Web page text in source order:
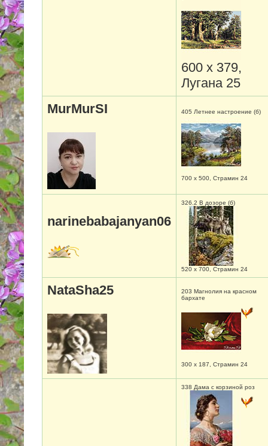
600 х 379,
Лугана 25
MurMurSI
405 Летнее настроение (б)
700 х 500, Страмин 24
narinebabajanyan06
326.2 В дозоре (б)
520 х 700, Страмин 24
NataSha25
203 Магнолия на красном
бархате
300 х 187, Страмин 24
338 Дама с корзиной роз